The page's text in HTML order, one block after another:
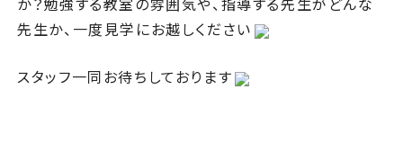
先生か、一度見学にお越しください
スタッフ一同お待ちしております